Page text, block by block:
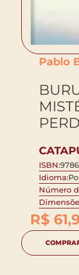
Pablo
ISBN:
Idioma:
Número
R$